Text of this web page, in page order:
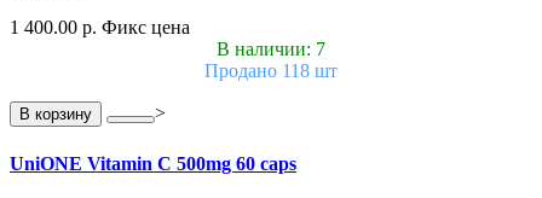
1 400.00 р. Фикс цена
В наличии: 7
Продано 118 шт
В корзину >
UniONE Vitamin С 500mg 60 caps